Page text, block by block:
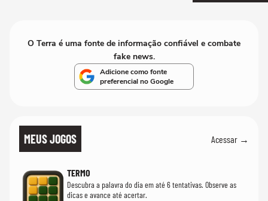
O Terra é uma fonte de informação confiável e combate
fake news.
Adicione como fonte
preferencial no Google
MEUS JOGOS Acessar →
TERMO
Descubra a palavra do dia em até 6 tentativas. Observe as
dicas e avance até acertar.